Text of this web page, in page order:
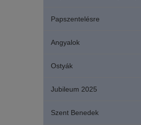
Papszentelésre
Angyalok
Ostyák
Jubileum 2025
Szent Benedek